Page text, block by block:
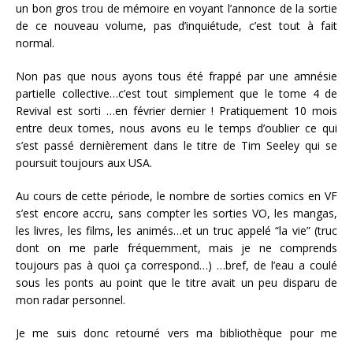
un bon gros trou de mémoire en voyant l’annonce de la sortie
de ce nouveau volume, pas d’inquiétude, c’est tout à fait
normal.
Non pas que nous ayons tous été frappé par une amnésie
partielle collective…c’est tout simplement que le tome 4 de
Revival est sorti …en février dernier ! Pratiquement 10 mois
entre deux tomes, nous avons eu le temps d’oublier ce qui
s’est passé dernièrement dans le titre de Tim Seeley qui se
poursuit toujours aux USA.
Au cours de cette période, le nombre de sorties comics en VF
s’est encore accru, sans compter les sorties VO, les mangas,
les livres, les films, les animés…et un truc appelé “la vie” (truc
dont on me parle fréquemment, mais je ne comprends
toujours pas à quoi ça correspond…) …bref, de l’eau a coulé
sous les ponts au point que le titre avait un peu disparu de
mon radar personnel.
Je me suis donc retourné vers ma bibliothèque pour me